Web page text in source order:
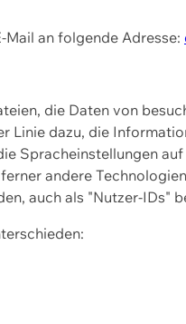
Mail an folgende Adresse:
die Daten von
dazu, die
Spracheinstellungen
andere
auch als "Nutzer-IDs"